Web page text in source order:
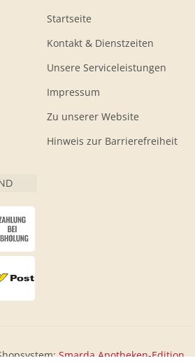
Startseite
Kontakt & Dienstzeiten
Unsere Serviceleistungen
Impressum
Zu unserer Website
Hinweis zur Barrierefreiheit
Smarda Apotheken-Edition